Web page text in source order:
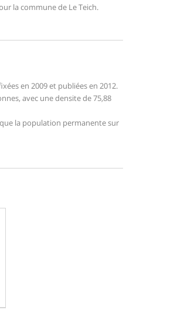
la commune de Le Teich.
en 2009 et publiées en 2012.
avec une densite de 75,88
la population permanente sur